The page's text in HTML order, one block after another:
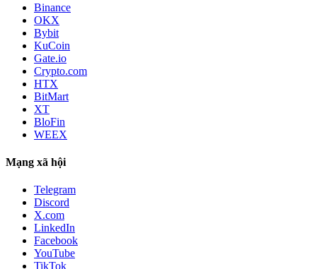
Binance
OKX
Bybit
KuCoin
Gate.io
Crypto.com
HTX
BitMart
XT
BloFin
WEEX
Mạng xã hội
Telegram
Discord
X.com
LinkedIn
Facebook
YouTube
TikTok